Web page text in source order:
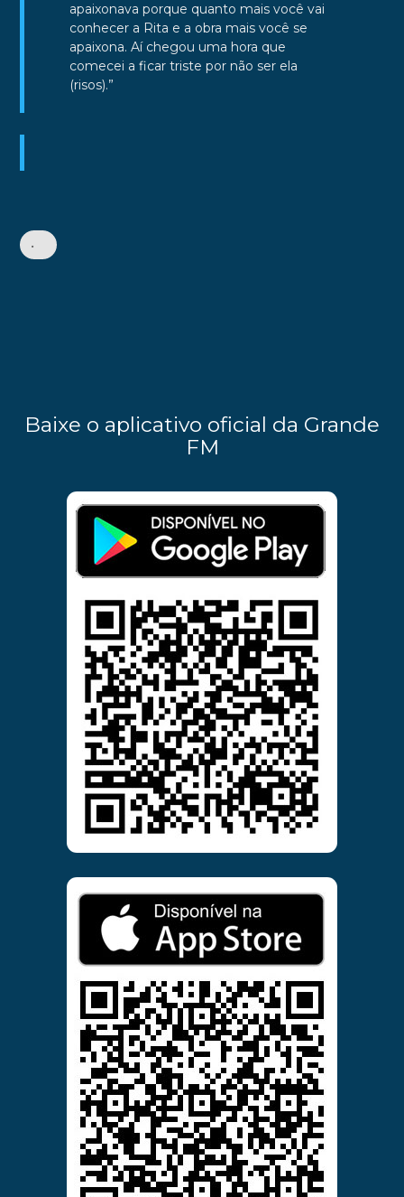
apaixonava porque quanto mais você vai
conhecer a Rita e a obra mais você se
apaixona. Aí chegou uma hora que
comecei a ficar triste por não ser ela
(risos).”
•
Baixe o aplicativo oficial da Grande
FM